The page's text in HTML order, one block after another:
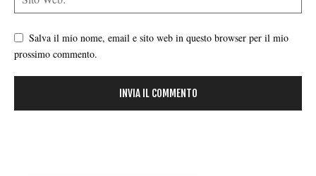
Salva il mio nome, email e sito web in questo browser per il mio
prossimo commento.